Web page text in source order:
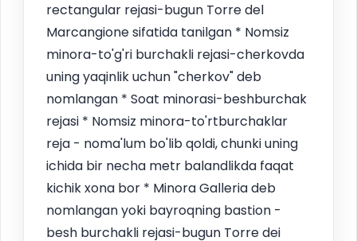
rectangular rejasi-bugun Torre del
Marcangione sifatida tanilgan * Nomsiz
minora-to'g'ri burchakli rejasi-cherkovda
uning yaqinlik uchun "cherkov" deb
nomlangan * Soat minorasi-beshburchak
rejasi * Nomsiz minora-to'rtburchaklar
reja - noma'lum bo'lib qoldi, chunki uning
ichida bir necha metr balandlikda faqat
kichik xona bor * Minora Galleria deb
nomlangan yoki bayroqning bastion -
besh burchakli rejasi-bugun Torre dei